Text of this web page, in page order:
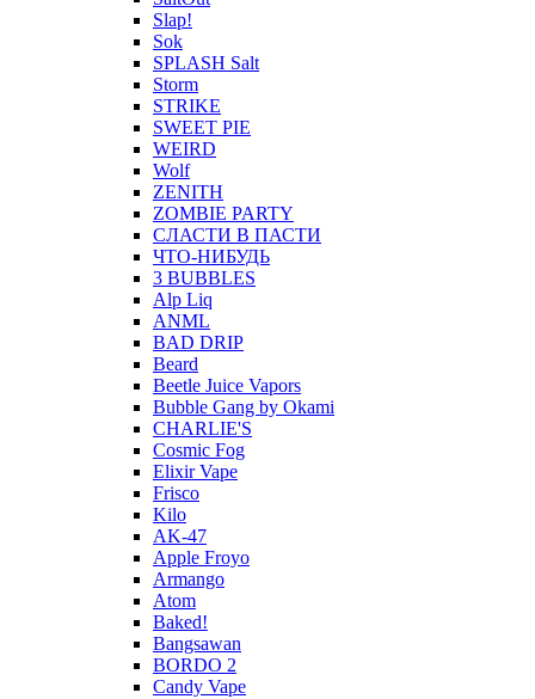
Slap!
Sok
SPLASH Salt
Storm
STRIKE
SWEET PIE
WEIRD
Wolf
ZENITH
ZOMBIE PARTY
СЛАСТИ В ПАСТИ
ЧТО-НИБУДЬ
3 BUBBLES
Alp Liq
ANML
BAD DRIP
Beard
Beetle Juice Vapors
Bubble Gang by Okami
CHARLIE'S
Cosmic Fog
Elixir Vape
Frisco
Kilo
AK-47
Apple Froyo
Armango
Atom
Baked!
Bangsawan
BORDO 2
Candy Vape